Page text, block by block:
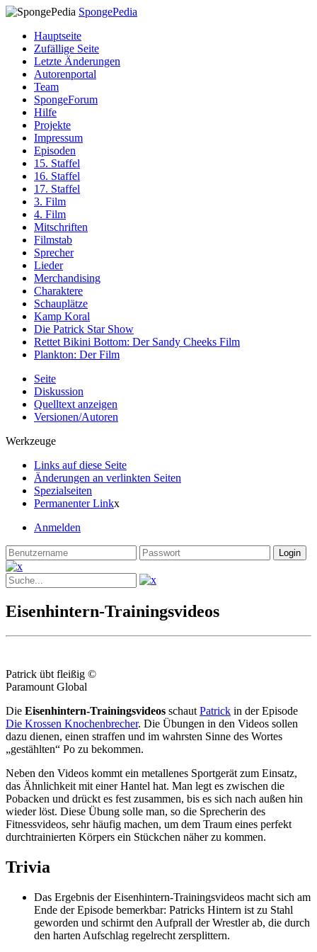
SpongePedia
Hauptseite
Zufällige Seite
Letzte Änderungen
Autorenportal
Team
SpongeForum
Hilfe
Projekte
Impressum
Episoden
15. Staffel
16. Staffel
17. Staffel
3. Film
4. Film
Mitschriften
Filmstab
Sprecher
Lieder
Merchandising
Charaktere
Schauplätze
Kamp Koral
Die Patrick Star Show
Rettet Bikini Bottom: Der Sandy Cheeks Film
Plankton: Der Film
Seite
Diskussion
Quelltext anzeigen
Versionen/Autoren
Werkzeuge
Links auf diese Seite
Änderungen an verlinkten Seiten
Spezialseiten
Permanenter Linkx
Anmelden
Eisenhintern-Trainingsvideos
Patrick übt fleißig ©
Paramount Global
Die Eisenhintern-Trainingsvideos schaut Patrick in der Episode
Die Krossen Knochenbrecher. Die Übungen in den Videos sollen
dazu dienen, einen straffen und im wahrsten Sinne des Wortes
„gestählten“ Po zu bekommen.
Neben den Videos kommt ein metallenes Sportgerät zum Einsatz,
das Ähnlichkeit mit einer Hantel hat. Man legt es zwischen die
Pobacken und drückt es fest zusammen, bis es sich nach außen hin
wieder löst. Diese Übung solle man, so die Sprecherin des
Fitnessvideos, sehr häufig machen, um dem Traum eines perfekt
durchtrainierten Körpers ein Stückchen näher zu kommen.
Trivia
Das Ergebnis der Eisenhintern-Trainingsvideos macht sich am
Ende der Episode bemerkbar: Patricks Hintern ist zu Stahl
geworden und schirmt den Aufprall der Wrestler ab, die durch
den harten Aufschlag regelrecht zersplittern.